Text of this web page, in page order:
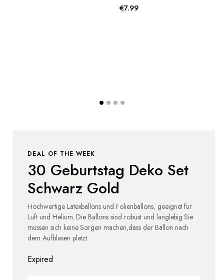
€7.99
DEAL OF THE WEEK
30 Geburtstag Deko Set
Schwarz Gold
Hochwertige Latexballons und Folienballons, geeignet für
Luft und Helium. Die Ballons sind robust und langlebig.Sie
müssen sich keine Sorgen machen,dass der Ballon nach
dem Aufblasen platzt.
Expired